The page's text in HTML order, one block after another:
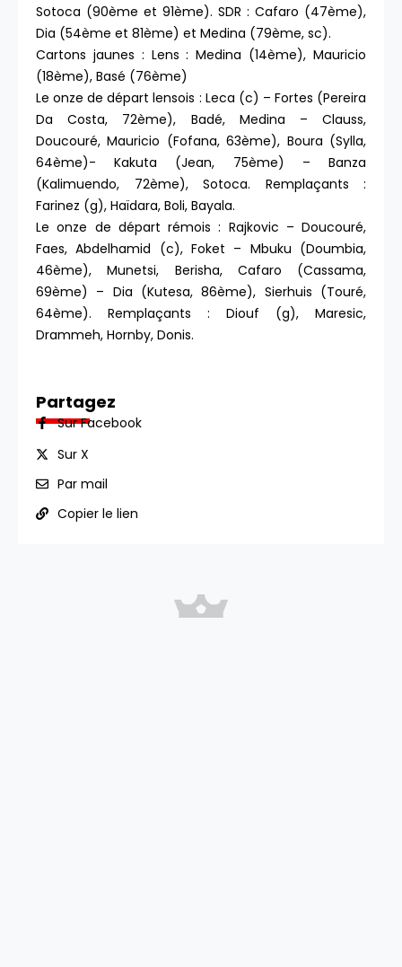
Sotoca (90ème et 91ème). SDR : Cafaro (47ème),
Dia (54ème et 81ème) et Medina (79ème, sc).
Cartons jaunes : Lens : Medina (14ème), Mauricio
(18ème), Basé (76ème)
Le onze de départ lensois : Leca (c) – Fortes (Pereira
Da Costa, 72ème), Badé, Medina – Clauss,
Doucouré, Mauricio (Fofana, 63ème), Boura (Sylla,
64ème)- Kakuta (Jean, 75ème) – Banza
(Kalimuendo, 72ème), Sotoca. Remplaçants :
Farinez (g), Haïdara, Boli, Bayala.
Le onze de départ rémois : Rajkovic – Doucouré,
Faes, Abdelhamid (c), Foket – Mbuku (Doumbia,
46ème), Munetsi, Berisha, Cafaro (Cassama,
69ème) – Dia (Kutesa, 86ème), Sierhuis (Touré,
64ème). Remplaçants : Diouf (g), Maresic,
Drammeh, Hornby, Donis.
Partagez
Sur Facebook
Sur X
Par mail
Copier le lien